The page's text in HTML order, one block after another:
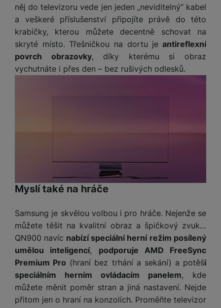
něj do televizoru vede jen jeden „neviditelný“ kabel
a veškeré příslušenství připojíte právě do této
krabičky, kterou můžete decentně schovat na
skryté místo. Třešničkou na dortu je antireflexní
povrch obrazovky, díky kterému si obraz
vychutnáte i přes den – bez rušivých odlesků.
Myslí také na hráče
Samsung je skvělou volbou i pro hráče. Nejenže se
můžete těšit na kvalitní obraz a špičkový zvuk…
QN900 navíc nabízí speciální herní režim posílený
umělou inteligencí, podporuje AMD FreeSync
Premium Pro (hraní bez trhání a sekání) a potěší
speciálním herním ovládacím panelem, kde
můžete měnit poměr stran a jiná nastavení. Nejde
přitom jen o hraní na konzolích. Proměňte televizor